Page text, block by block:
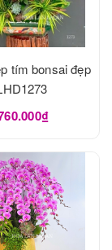
tím bonsai đẹp